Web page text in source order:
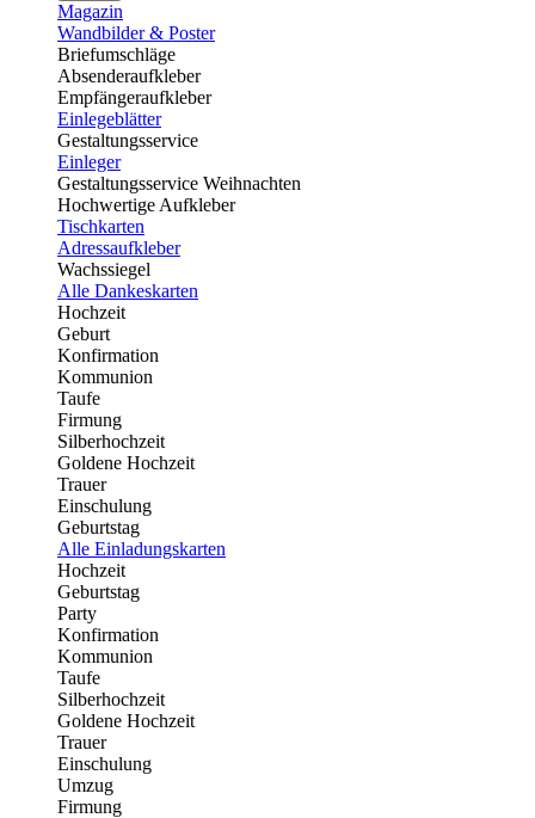
Magazin
Wandbilder & Poster
Briefumschläge
Absenderaufkleber
Empfängeraufkleber
Einlegeblätter
Gestaltungsservice
Einleger
Gestaltungsservice Weihnachten
Hochwertige Aufkleber
Tischkarten
Adressaufkleber
Wachssiegel
Alle Dankeskarten
Hochzeit
Geburt
Konfirmation
Kommunion
Taufe
Firmung
Silberhochzeit
Goldene Hochzeit
Trauer
Einschulung
Geburtstag
Alle Einladungskarten
Hochzeit
Geburtstag
Party
Konfirmation
Kommunion
Taufe
Silberhochzeit
Goldene Hochzeit
Trauer
Einschulung
Umzug
Firmung